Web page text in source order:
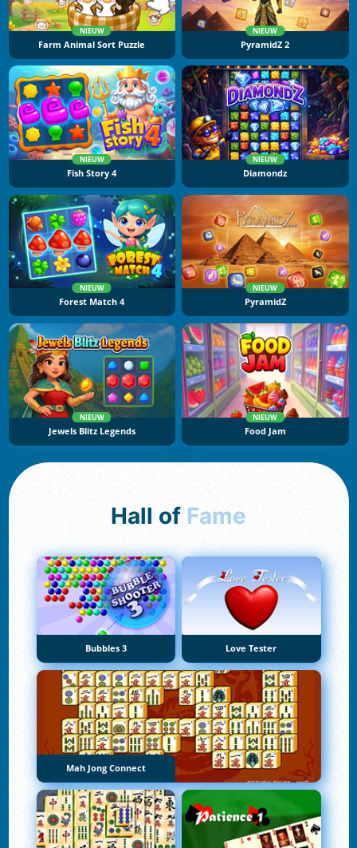
NIEUW
Farm Animal Sort Puzzle
NIEUW
PyramidZ 2
NIEUW
Fish Story 4
NIEUW
Diamondz
NIEUW
Forest Match 4
NIEUW
PyramidZ
NIEUW
Jewels Blitz Legends
NIEUW
Food Jam
Hall of Fame
Bubbles 3 Love Tester
Mah Jong Connect